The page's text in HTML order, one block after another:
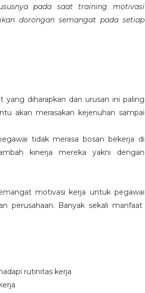
pada saat training motivasi
dorongan semangat pada setiap
diharapkan dan urusan ini paling
akan merasakan kejenuhan sampai
tidak merasa bosan bekerja di
kinerja mereka yakni dengan
motivasi kerja untuk pegawai
perusahaan. Banyak sekali manfaat
rutinitas kerja